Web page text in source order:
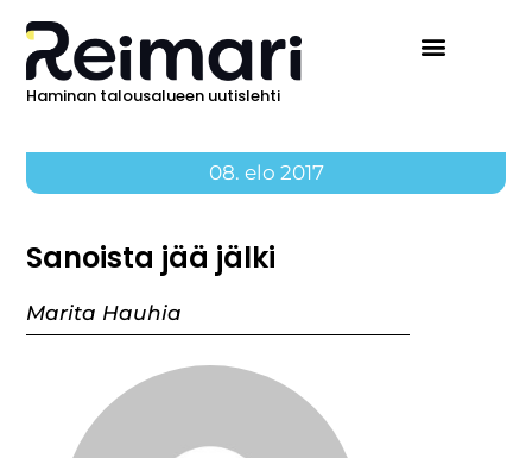
Haminan talousalueen uutislehti
08. elo 2017
Sanoista jää jälki
Marita Hauhia